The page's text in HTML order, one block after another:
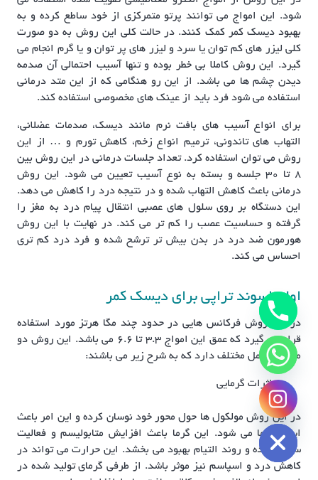
شود. این امواج می توانند پرتو متمرکزی از خود ساطع کرده و به
بهبود دیسک کمر کمک کنند. در حالت کلی این روش به دو صورت
کلی لیزر های کم توان یا سرد و لیزر های پر توان و یا گرم انجام می
گیرد. این روش کاملا بی خطر بوده و تنها آسیب احتمالی آن صدمه
دیدن چشم ها می باشد. از این رو هنگامی که از این متد درمانی
استفاده می شود فرد باید از عینک های مخصوصی استفاده کند.
برای انواع آسیب های بافت نرم مانند دیسک، صدمات عضلانی،
التهاب های تاندونی، ترمیم انواع زخم، کاهش تورم و … از این
روش می توان استفاده کرد. تعداد جلسات درمانی در این روش بین
۸ تا ۳۰ جلسه و بسته به نوع آسیب تعیین می شود. این روش
درمانی باعث کاهش التهاب شده و در نتیجه درد را کاهش می دهد.
این دستگاه بر روی سلول های عصبی انتقال پیام درد به مغز را
گرفته و حساسیت عصب را کم تر می کند. در نهایت با این روش
هورمون ضد درد در بدن بیش تر ترشح شده و فرد درد کم تری
احساس می کند.
اولتراسوند تراپی برای دیسک کمر
در این روش فرکانس هایی در حدود چند مگا هرتز مورد استفاده
قرار می گیرد که عمق این امواج ۳.۳ تا ۶.۶ می باشد. این روش دو
مکانیزم عمل مختلف دارد که به شرح زیر می باشند:
اثرات گرمایی
در این روش مولکول ها حول محور خود نوسان کرده و این امر باعث
ایجاد گرما می شود. این گرما باعث افزایش متابولیسم و فعالیت
سلولی شده و روند التیام بهبود می بخشد. این حرارت می تواند در
کاهش درد و اسپاسم نیز موثر باشد. از طرفی گرمای تولید شده در
Hide
chaty